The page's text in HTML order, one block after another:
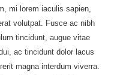
mi lorem iaculis sapien,
volutpat. Fusce ac nibh
tincidunt, augue vitae
ac tincidunt dolor lacus
magna interdum viverra.